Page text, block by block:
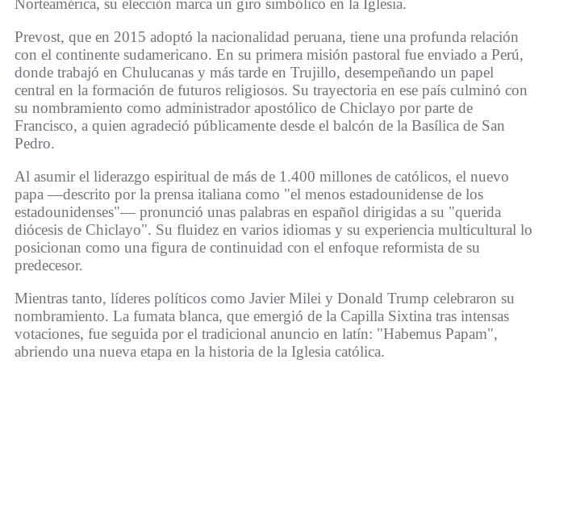
Norteamérica, su elección marca un giro simbólico en la Iglesia.
Prevost, que en 2015 adoptó la nacionalidad peruana, tiene una profunda relación
con el continente sudamericano. En su primera misión pastoral fue enviado a Perú,
donde trabajó en Chulucanas y más tarde en Trujillo, desempeñando un papel
central en la formación de futuros religiosos. Su trayectoria en ese país culminó con
su nombramiento como administrador apostólico de Chiclayo por parte de
Francisco, a quien agradeció públicamente desde el balcón de la Basílica de San
Pedro.
Al asumir el liderazgo espiritual de más de 1.400 millones de católicos, el nuevo
papa —descrito por la prensa italiana como "el menos estadounidense de los
estadounidenses"— pronunció unas palabras en español dirigidas a su "querida
diócesis de Chiclayo". Su fluidez en varios idiomas y su experiencia multicultural lo
posicionan como una figura de continuidad con el enfoque reformista de su
predecesor.
Mientras tanto, líderes políticos como Javier Milei y Donald Trump celebraron su
nombramiento. La fumata blanca, que emergió de la Capilla Sixtina tras intensas
votaciones, fue seguida por el tradicional anuncio en latín: "Habemus Papam",
abriendo una nueva etapa en la historia de la Iglesia católica.